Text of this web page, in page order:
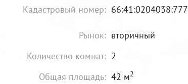
Кадастровый номер: 66:41:0204038:777
Рынок: вторичный
Количество комнат: 2
Общая площадь: 42 м2